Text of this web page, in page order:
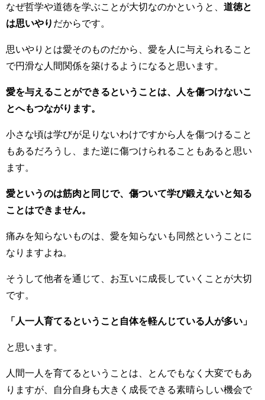
なぜ哲学や道徳を学ぶことが大切なのかというと、 道徳と
は思いやり だからです。
思いやりとは愛そのものだから、愛を人に与えられること
で円滑な人間関係を築けるようになると思います。
愛を与えることができるということは、人を傷つけないこ
とへもつながります。
小さな頃は学びが足りないわけですから人を傷つけること
もあるだろうし、また逆に傷つけられることもあると思い
ます。
愛というのは筋肉と同じで、傷ついて学び鍛えないと知る
ことはできません。
痛みを知らないものは、愛を知らないも同然ということに
なりますよね。
そうして他者を通じて、お互いに成長していくことが大切
です。
「人一人育てるということ自体を軽んじている人が多い」
と思います。
人間一人を育てるということは、とんでもなく大変でもあ
りますが、自分自身も大きく成長できる素晴らしい機会で